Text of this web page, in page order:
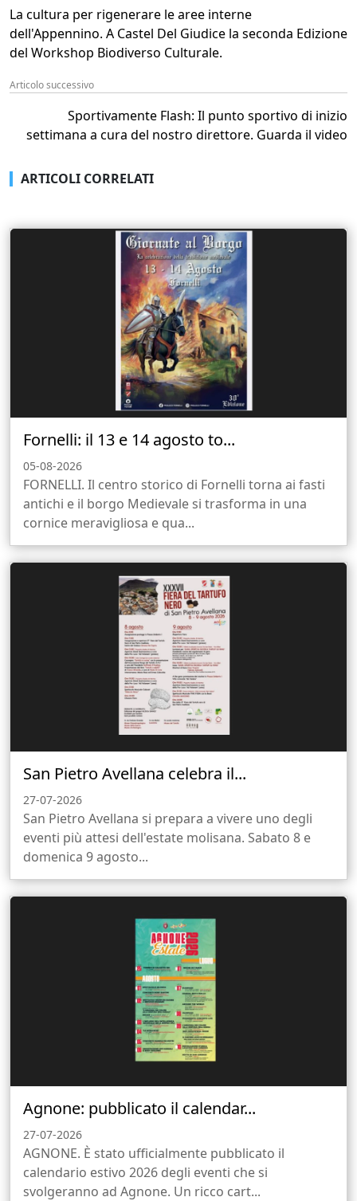
La cultura per rigenerare le aree interne
dell'Appennino. A Castel Del Giudice la seconda Edizione
del Workshop Biodiverso Culturale.
Articolo successivo
Sportivamente Flash: Il punto sportivo di inizio
settimana a cura del nostro direttore. Guarda il video
ARTICOLI CORRELATI
Fornelli: il 13 e 14 agosto to...
05-08-2026
FORNELLI. Il centro storico di Fornelli torna ai fasti
antichi e il borgo Medievale si trasforma in una
cornice meravigliosa e qua...
San Pietro Avellana celebra il...
27-07-2026
San Pietro Avellana si prepara a vivere uno degli
eventi più attesi dell'estate molisana. Sabato 8 e
domenica 9 agosto...
Agnone: pubblicato il calendar...
27-07-2026
AGNONE. È stato ufficialmente pubblicato il
calendario estivo 2026 degli eventi che si
svolgeranno ad Agnone. Un ricco cart...